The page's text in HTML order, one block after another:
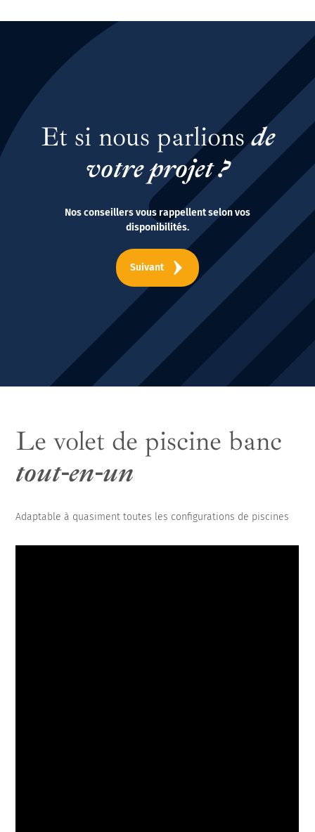
Et si nous parlionsde
votre projet ?
Nos conseillers vous rappellent selon vos
disponibilités.
Suivant
Le volet de piscine banc
tout-en-un
Adaptable à quasiment toutes les configurations de piscines